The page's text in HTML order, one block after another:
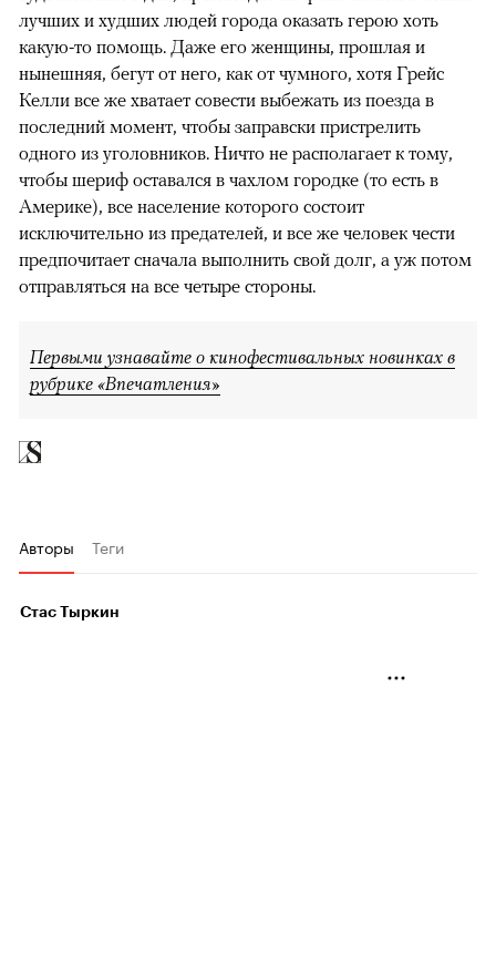
лучших и худших людей города оказать герою хоть
какую-то помощь. Даже его женщины, прошлая и
нынешняя, бегут от него, как от чумного, хотя Грейс
Келли все же хватает совести выбежать из поезда в
последний момент, чтобы заправски пристрелить
одного из уголовников. Ничто не располагает к тому,
чтобы шериф оставался в чахлом городке (то есть в
Америке), все население которого состоит
исключительно из предателей, и все же человек чести
предпочитает сначала выполнить свой долг, а уж потом
отправляться на все четыре стороны.
Первыми узнавайте о кинофестивальных новинках в
рубрике «Впечатления»
Авторы Теги
Стас Тыркин